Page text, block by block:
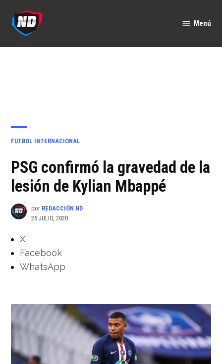
contenido
Menú
PUBLICADO
FUTBOL INTERNACIONAL
PSG confirmó la gravedad de la
lesión de Kylian Mbappé
por REDACCIÓN ND
25 JULIO, 2020
X
Facebook
WhatsApp